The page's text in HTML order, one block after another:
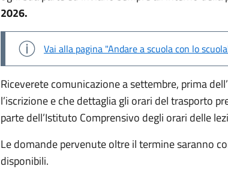
2026.
Vai alla pagina "Andare a scuola con lo
Riceverete comunicazione a settembre, prima
l’iscrizione e che dettaglia gli orari del trasporto
parte dell’Istituto Comprensivo degli orari delle
Le domande pervenute oltre il termine saranno
disponibili.